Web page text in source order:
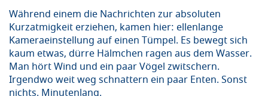
Während einem die Nachrichten zur absoluten
Kurzatmigkeit erziehen, kamen hier: ellenlange
Kameraeinstellung auf einen Tümpel. Es bewegt sich
kaum etwas, dürre Hälmchen ragen aus dem Wasser.
Man hört Wind und ein paar Vögel zwitschern.
Irgendwo weit weg schnattern ein paar Enten. Sonst